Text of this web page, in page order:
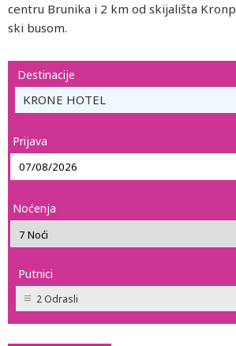
centru Brunika i 2 km od skijališta
ski busom.
Destinacije
KRONE HOTEL
Prijava
Noćenja
Putnici
2 Odrasli